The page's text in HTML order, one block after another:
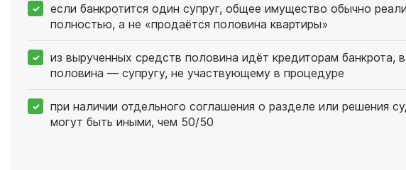
если банкротится один супруг, общее имущество обычно
полностью, а не «продаётся половина квартиры»
из вырученных средств половина идёт кредиторам банкрота,
половина — супругу, не участвующему в процедуре
при наличии отдельного соглашения о разделе или решения
могут быть иными, чем 50/50